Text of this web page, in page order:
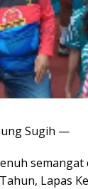
Sugih —
Lapas